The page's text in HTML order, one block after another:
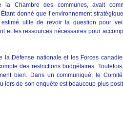
la Chambre des communes, avait
donné que l’environnement
estimé utile de revoir la question pour
et les ressources nécessaires pour
la Défense nationale et les Forces
des restrictions budgétaires.
bien. Dans un communiqué, le
lors de son enquête est beaucoup plus